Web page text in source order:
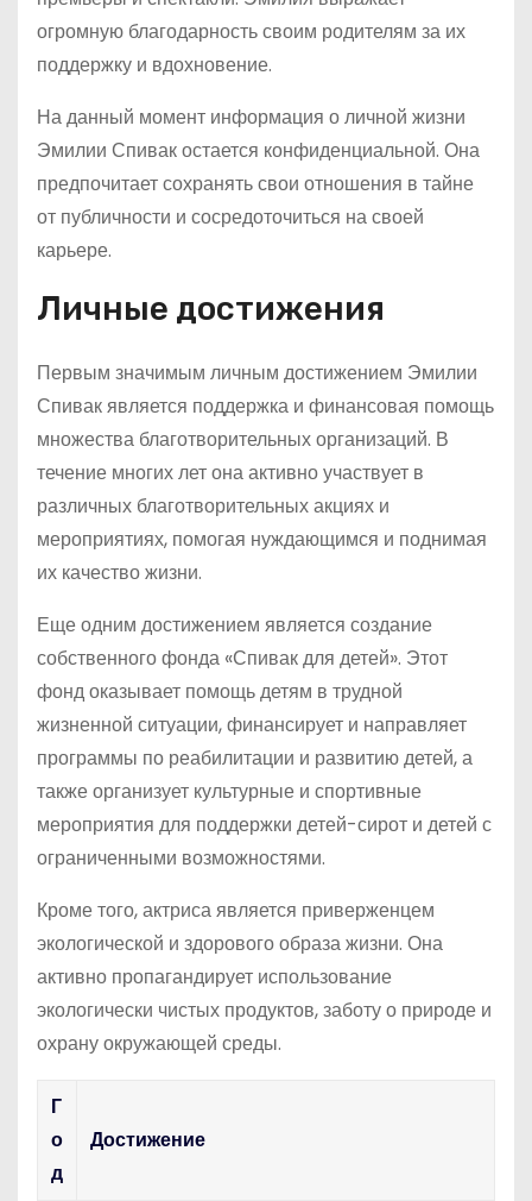
огромную благодарность своим родителям за их
поддержку и вдохновение.
На данный момент информация о личной жизни
Эмилии Спивак остается конфиденциальной. Она
предпочитает сохранять свои отношения в тайне
от публичности и сосредоточиться на своей
карьере.
Личные достижения
Первым значимым личным достижением Эмилии
Спивак является поддержка и финансовая помощь
множества благотворительных организаций. В
течение многих лет она активно участвует в
различных благотворительных акциях и
мероприятиях, помогая нуждающимся и поднимая
их качество жизни.
Еще одним достижением является создание
собственного фонда «Спивак для детей». Этот
фонд оказывает помощь детям в трудной
жизненной ситуации, финансирует и направляет
программы по реабилитации и развитию детей, а
также организует культурные и спортивные
мероприятия для поддержки детей-сирот и детей с
ограниченными возможностями.
Кроме того, актриса является приверженцем
экологической и здорового образа жизни. Она
активно пропагандирует использование
экологически чистых продуктов, заботу о природе и
охрану окружающей среды.
Г
о
д
Достижение